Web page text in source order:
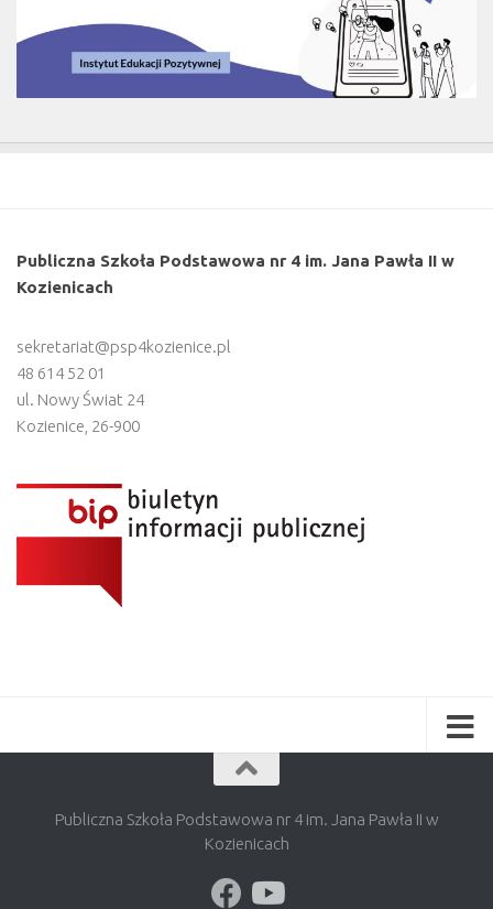
Publiczna Szkoła Podstawowa nr 4 im. Jana Pawła II w
Kozienicach
sekretariat@psp4kozienice.pl
48 614 52 01
ul. Nowy Świat 24
Kozienice, 26-900
Publiczna Szkoła Podstawowa nr 4 im. Jana Pawła II w
Kozienicach